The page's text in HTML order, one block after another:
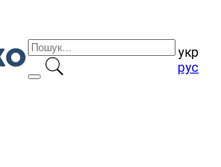
укр
рус